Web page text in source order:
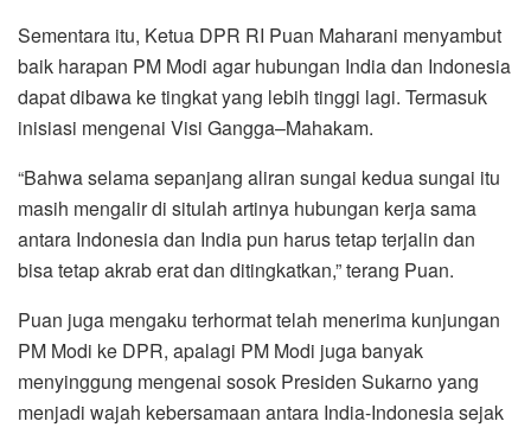
Sementara itu, Ketua DPR RI Puan Maharani menyambut
baik harapan PM Modi agar hubungan India dan Indonesia
dapat dibawa ke tingkat yang lebih tinggi lagi. Termasuk
inisiasi mengenai Visi Gangga–Mahakam.
“Bahwa selama sepanjang aliran sungai kedua sungai itu
masih mengalir di situlah artinya hubungan kerja sama
antara Indonesia dan India pun harus tetap terjalin dan
bisa tetap akrab erat dan ditingkatkan,” terang Puan.
Puan juga mengaku terhormat telah menerima kunjungan
PM Modi ke DPR, apalagi PM Modi juga banyak
menyinggung mengenai sosok Presiden Sukarno yang
menjadi wajah kebersamaan antara India-Indonesia sejak